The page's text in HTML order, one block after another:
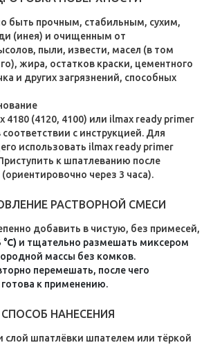
быть прочным, стабильным, сухим,
(инея) и очищенным от
пыли, извести, масел (в том
жира, остатков краски, цементного
и других загрязнений, способных
4180 (4120, 4100) или ilmax ready primer
с инструкцией. Для
использовать ilmax ready primer
к шпатлеванию после
через 3 часа).
РАСТВОРНОЙ СМЕСИ
добавить в чистую, без примесей,
и тщательно размешать миксером
массы без комков.
перемешать, после чего
готова к применению.
СПОСОБ НАНЕСЕНИЯ
слой шпатлёвки шпателем или тёркой